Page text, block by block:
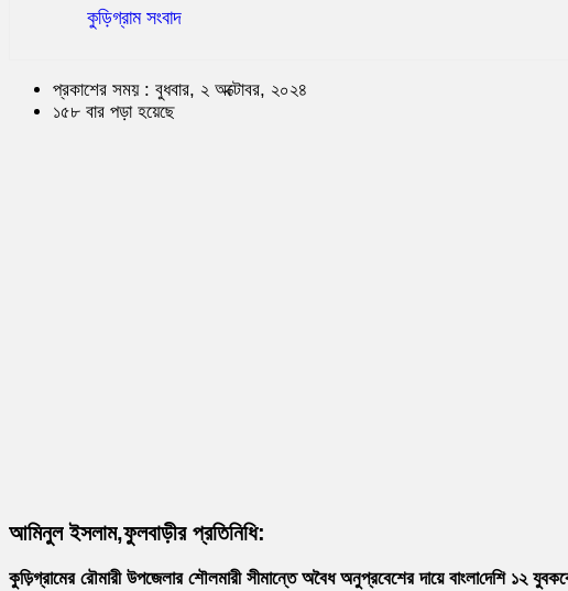
কুড়িগ্রাম সংবাদ
প্রকাশের সময় : বুধবার, ২ অক্টোবর, ২০২৪
১৫৮ বার পড়া হয়েছে
আমিনুল ইসলাম,ফুলবাড়ীর প্রতি‌নিধি:
কুড়িগ্রামের রৌমারী উপজেলার শৌলমারী সীমান্তে অবৈধ অনুপ্রবেশের দায়ে বাংলা‌দে‌শি ১২